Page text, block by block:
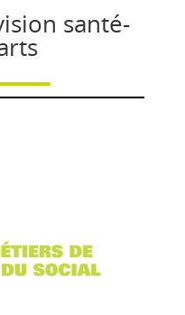
santé-